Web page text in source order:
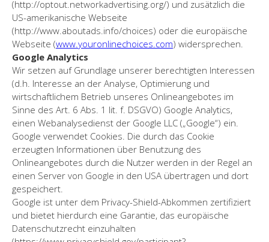
(http://optout.networkadvertising.org/) und zusätzlich die
US-amerikanische Webseite
(http://www.aboutads.info/choices) oder die europäische
Webseite (www.youronlinechoices.com) widersprechen.
Google Analytics
Wir setzen auf Grundlage unserer berechtigten Interessen
(d.h. Interesse an der Analyse, Optimierung und
wirtschaftlichem Betrieb unseres Onlineangebotes im
Sinne des Art. 6 Abs. 1 lit. f. DSGVO) Google Analytics,
einen Webanalysedienst der Google LLC („Google“) ein.
Google verwendet Cookies. Die durch das Cookie
erzeugten Informationen über Benutzung des
Onlineangebotes durch die Nutzer werden in der Regel an
einen Server von Google in den USA übertragen und dort
gespeichert.
Google ist unter dem Privacy-Shield-Abkommen zertifiziert
und bietet hierdurch eine Garantie, das europäische
Datenschutzrecht einzuhalten